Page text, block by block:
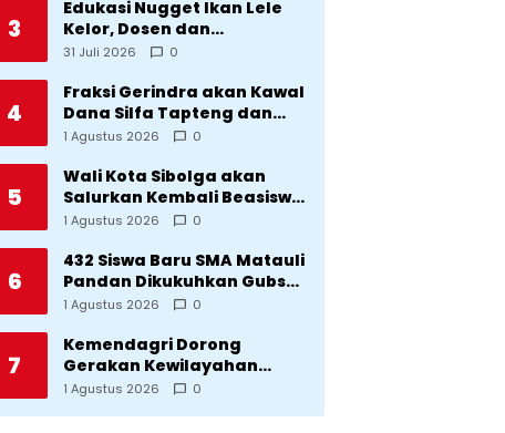
3
Edukasi Nugget Ikan Lele
Kelor, Dosen dan
Mahasiswa Dorong
Desa Silangkitang
Kecamatan Pahae Jae
31 Juli 2026 0
4
Fraksi Gerindra akan Kawal
Dana Silfa Tapteng dan
TKD Rp298 Miliar: Jangan
dan Provinsi Diklaim
Kerjaan Tapteng
1 Agustus 2026 0
5
Wali Kota Sibolga akan
Salurkan Kembali Beasiswa
Rp1 Miliar: Diproritaskan
Bencana
1 Agustus 2026 0
6
432 Siswa Baru SMA Matauli
Pandan Dikukuhkan Gubsu:
32 Tahun Matauli Cetak
1 Agustus 2026 0
7
Kemendagri Dorong
Gerakan Kewilayahan
Lawan Tuberkulosis
1 Agustus 2026 0